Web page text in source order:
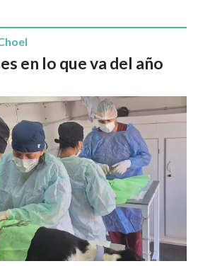
en lo que va del año